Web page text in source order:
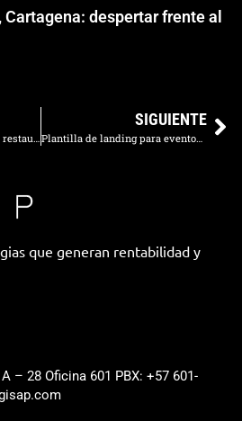
despertar frente al
Checklist SEO para que su restaurante aparezca en eventos corporativos
SIGUIENTE
Plantilla de landing para eventos corporativos
que generan rentabilidad y
– 28 Oficina 601 PBX: +57 601-